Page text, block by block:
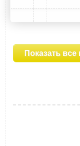
Показать